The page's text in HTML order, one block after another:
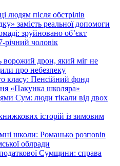
людям після обстрілів
замість реальної допомоги
зруйновано об’єкт
річний чоловік
дрон, який міг не
про небезпеку
класу: Пенсійний фонд
«Пакунка школяра»
Сум: люди тікали від двох
історій із зимовим
школи: Романько розповів
облради
Сумщини: справа